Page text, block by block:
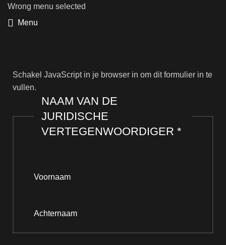
Wrong menu selected
Menu
Schakel JavaScript in je browser in om dit formulier in te
vullen.
NAAM VAN DE
JURIDISCHE
VERTEGENWOORDIGER *
Voornaam
Achternaam